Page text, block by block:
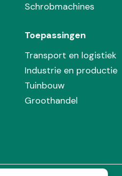
Schrobmachines
Toepassingen
Transport en logistiek
Industrie en productie
Tuinbouw
Groothandel